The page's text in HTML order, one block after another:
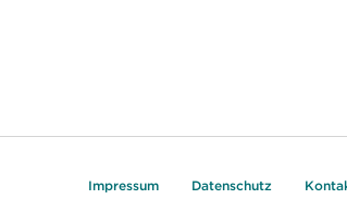
Impressum Datenschutz